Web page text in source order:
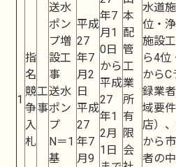
1
指
名
競
争
入
札
工
事
送水
ポン
プ増
設工
事
送水
ポン
プ
N＝1
基
平成
27
年7
月2
日
平成
27
年7
月9
年7
月1
0日
から
平成
27
年1
2月
1日
本
配
管
工
業
所
有
限
会
水道
位・
施設
ら4位
からC
録業
域要
店）
から
者の